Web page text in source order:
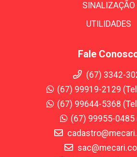
SINALIZAÇÃO
UTILIDADES
Fale
(67) 3342-
(67) 99919-2129
(67) 99644-5368
(67) 99955-0485